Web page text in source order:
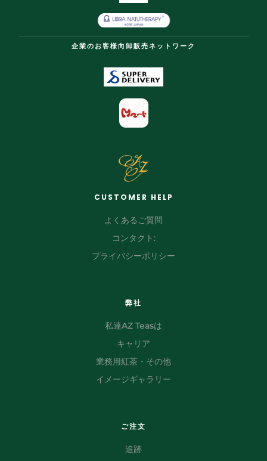
企業のお客様向卸販売ネットワーク
CUSTOMER HELP
よくあるご質問
コンタクト:
プライバシーポリシー
弊社
私達AZ Teasは
キャリア
業務用紅茶・その他
イメージギャラリー
ご注文
追跡